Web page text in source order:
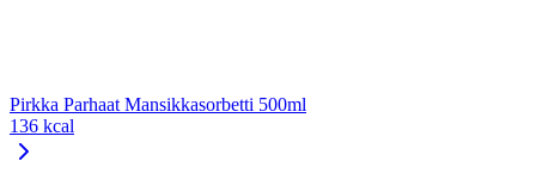
Pirkka Parhaat Mansikkasorbetti 500ml
136 kcal